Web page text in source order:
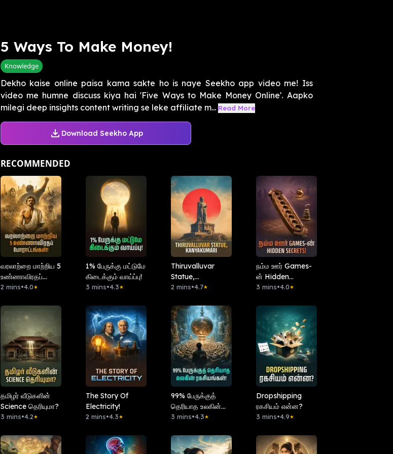
⁠⁠5 Ways To Make Money!
Knowledge
Dekho kaise online paisa kama sakte ho is naye Seekho app video me! Iss
video me humne discuss kiya hai 'Five Ways to Make Money Online'. Aapko
milegi deep insights content writing se leke affiliate m... Read More
Download Seekho App
RECOMMENDED
வரலாற்றை மாற்றிய 5
உண்ணாவிரதப்
போராட்டங்கள்!
2 mins•4.0★
1% பேருக்கு மட்டுமே
கிடைக்கும் வாய்ப்பு!
3 mins•4.3★
Thiruvalluvar
Statue,
Kanyakumari
2 mins•4.7★
நம்ம ஊர் Games-
ன் Hidden
Secrets!
3 mins•4.0★
தமிழர் வீடுகளின்
Science தெரியுமா?
3 mins•4.2★
The Story Of
Electricity!
2 mins•4.3★
99% பேருக்குத்
தெரியாத உலகின்
ரகசியங்கள்!
3 mins•4.3★
Dropshipping
ரகசியம் என்ன?
3 mins•4.9★